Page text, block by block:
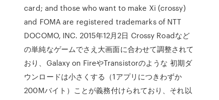
card; and those who want to make Xi (crossy)
and FOMA are registered trademarks of NTT
DOCOMO, INC. 2015年12月2日 Crossy Roadなど
の単純なゲームでさえ大画面に合わせて調整されて
おり、Galaxy on FireやTransistorのような 初期ダ
ウンロードは小さくする（1アプリにつきわずか
200Mバイト）ことが義務付けられており、それ以